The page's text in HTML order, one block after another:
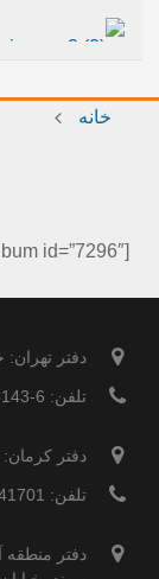
خانه
دفتر تهران:
تلفن: 6-88733143 - 021 (98+)
دفتر کرمان:
تلفن: 32441701 - 034 (98+)
دفتر منطقه